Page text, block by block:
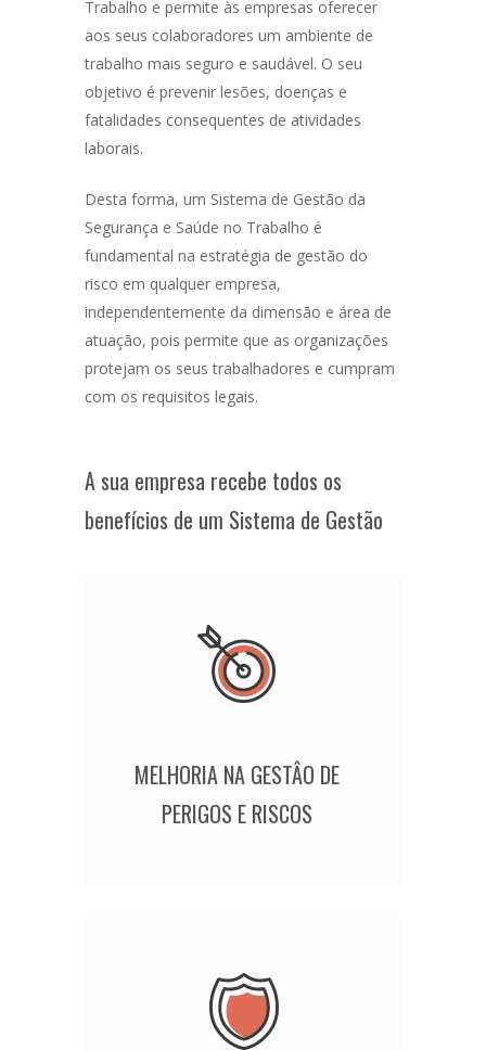
Trabalho e permite às empresas oferecer
aos seus colaboradores um ambiente de
trabalho mais seguro e saudável. O seu
objetivo é prevenir lesões, doenças e
fatalidades consequentes de atividades
laborais.
Desta forma, um Sistema de Gestão da
Segurança e Saúde no Trabalho é
fundamental na estratégia de gestão do
risco em qualquer empresa,
independentemente da dimensão e área de
atuação, pois permite que as organizações
protejam os seus trabalhadores e cumpram
com os requisitos legais.
A sua empresa recebe todos os
benefícios de um Sistema de Gestão
MELHORIA NA GESTÂO DE
PERIGOS E RISCOS